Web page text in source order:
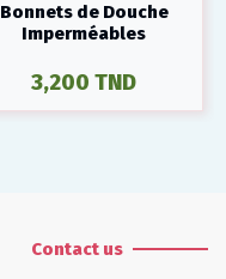
Bonnets de Douche
Imperméables
3,200 TND
Contact us